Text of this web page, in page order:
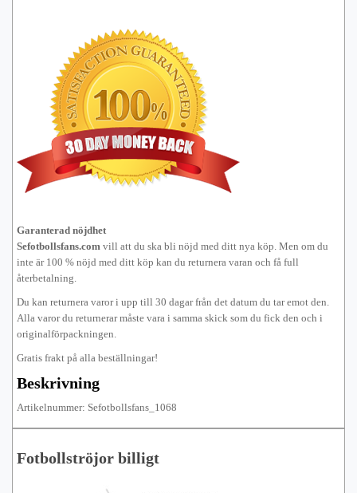
Garanterad nöjdhet
Sefotbollsfans.com vill att du ska bli nöjd med ditt nya köp. Men om du
inte är 100 % nöjd med ditt köp kan du returnera varan och få full
återbetalning.
Du kan returnera varor i upp till 30 dagar från det datum du tar emot den.
Alla varor du returnerar måste vara i samma skick som du fick den och i
originalförpackningen.
Gratis frakt på alla beställningar!
Beskrivning
Artikelnummer: Sefotbollsfans_1068
Fotbollströjor billigt